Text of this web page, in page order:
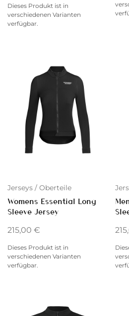
Dieses Produkt ist in
verschiedenen Varianten
verfügbar.
Jerseys / Oberteile
Womens Essential Long
Sleeve Jersey
215,00 €
Dieses Produkt ist in
verschiedenen Varianten
verfügbar.